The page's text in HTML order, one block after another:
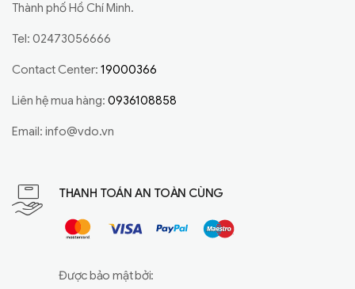
Thành phố Hồ Chí Minh.
Tel: 02473056666
Contact Center: 19000366
Liên hệ mua hàng: 0936108858
Email: info@vdo.vn
THANH TOÁN AN TOÀN CÙNG
Được bảo mật bởi: